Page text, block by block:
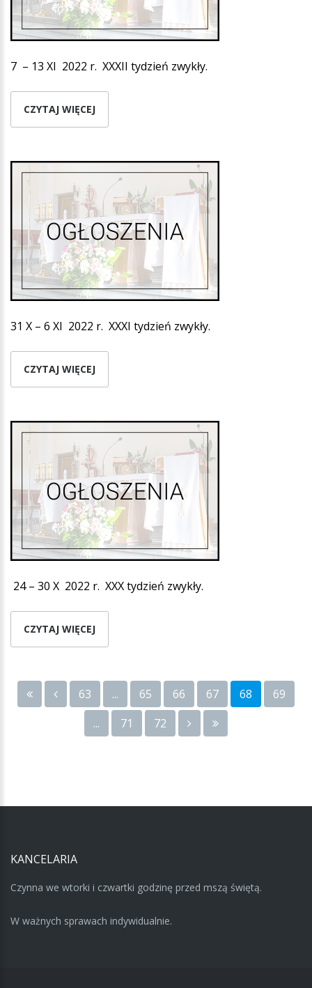
7 – 13 XI 2022 r. XXXII tydzień zwykły.
CZYTAJ WIĘCEJ
31 X – 6 XI 2022 r. XXXI tydzień zwykły.
CZYTAJ WIĘCEJ
24 – 30 X 2022 r. XXX tydzień zwykły.
CZYTAJ WIĘCEJ
63 ... 65 66 67 68
69
...
71 72
KANCELARIA
Czynna we wtorki i czwartki godzinę przed mszą świętą.
W ważnych sprawach indywidualnie.